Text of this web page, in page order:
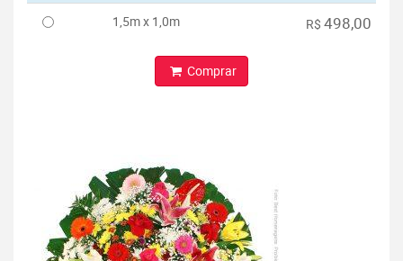
1,5m x 1,0m R$ 498,00
Comprar